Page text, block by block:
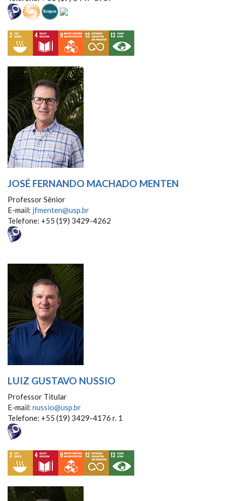
JOSÉ FERNANDO MACHADO MENTEN
Professor Sênior
E-mail: jfmenten@usp.br
Telefone: +55 (19) 3429-4262
LUIZ GUSTAVO NUSSIO
Professor Titular
E-mail: nussio@usp.br
Telefone: +55 (19) 3429-4176 r. 1